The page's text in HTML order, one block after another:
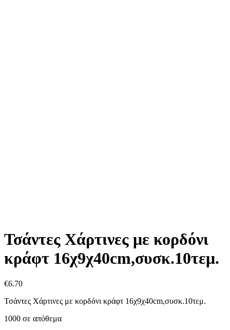
Τσάντες Χάρτινες με κορδόνι
κράφτ 16χ9χ40cm,συσκ.10τεμ.
€6.70
Τσάντες Χάρτινες με κορδόνι κράφτ 16χ9χ40cm,συσκ.10τεμ.
1000 σε απόθεμα